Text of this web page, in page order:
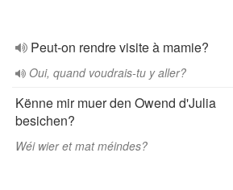
Peut-on rendre visite à mamie?
Oui, quand voudrais-tu y aller?
Kënne mir muer den Owend d'Julia
besichen?
Wéi wier et mat méindes?